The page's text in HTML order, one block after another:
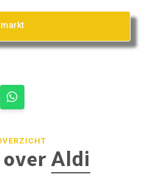
overAldi